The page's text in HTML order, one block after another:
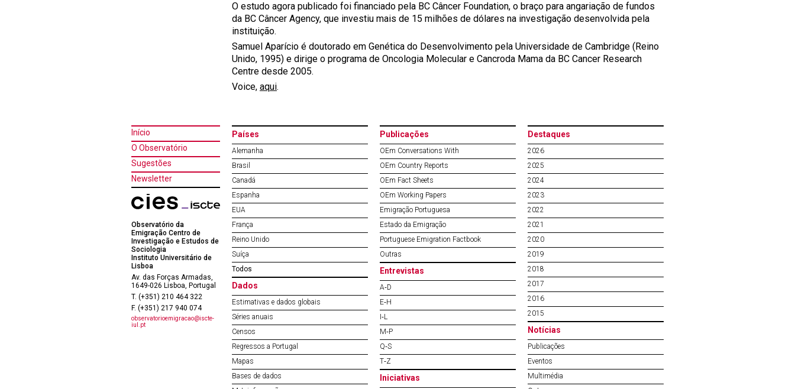
O estudo agora publicado foi financiado pela BC Câncer Foundation, o braço para angariação de fundos
da BC Câncer Agency, que investiu mais de 15 milhões de dólares na investigação desenvolvida pela
instituição.
Samuel Aparício é doutorado em Genética do Desenvolvimento pela Universidade de Cambridge (Reino
Unido, 1995) e dirige o programa de Oncologia Molecular e Cancroda Mama da BC Cancer Research
Centre desde 2005.
Voice, aqui.
Início
O Observatório
Sugestões
Newsletter
Observatório da
Emigração Centro de
Investigação e Estudos de
Sociologia
Instituto Universitário de
Lisboa
Av. das Forças Armadas,
1649-026 Lisboa, Portugal
T. (+351) 210 464 322
F. (+351) 217 940 074
observatorioemigracao@iscte-
iul.pt
Países
Alemanha
Brasil
Canadá
Espanha
EUA
França
Reino Unido
Suíça
Todos
Dados
Estimativas e dados globais
Séries anuais
Censos
Regressos a Portugal
Mapas
Bases de dados
Publicações
OEm Conversations With
OEm Country Reports
OEm Fact Sheets
OEm Working Papers
Emigração Portuguesa
Estado da Emigração
Portuguese Emigration Factbook
Outras
Entrevistas
A‐D
E‐H
I‐L
M‐P
Q‐S
T‐Z
Iniciativas
Destaques
2026
2025
2024
2023
2022
2021
2020
2019
2018
2017
2016
2015
Notícias
Publicações
Eventos
Multimédia